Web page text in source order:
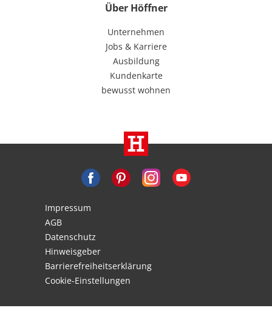
Über Höffner
Unternehmen
Jobs & Karriere
Ausbildung
Kundenkarte
bewusst wohnen
Impressum
AGB
Datenschutz
Hinweisgeber
Barrierefreiheitserklärung
Cookie-Einstellungen